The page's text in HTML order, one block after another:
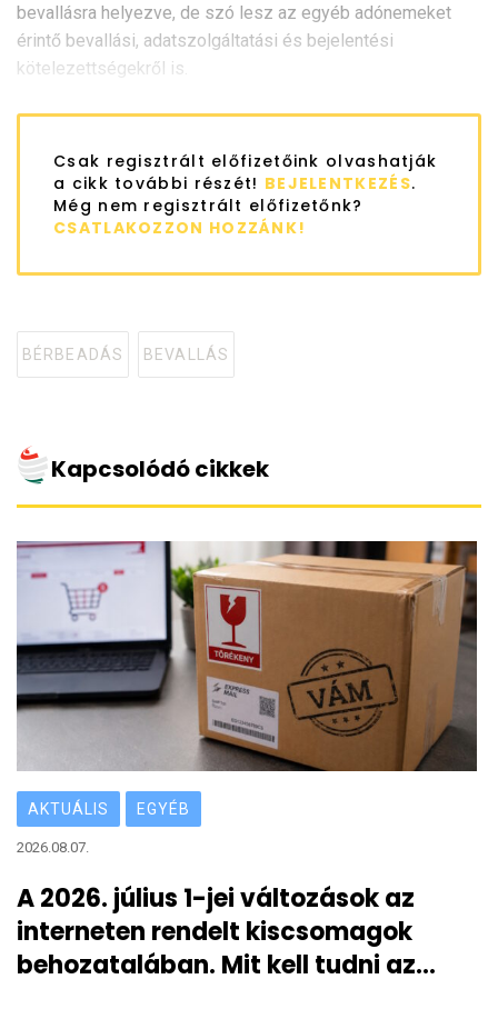
bevallásra helyezve, de szó lesz az egyéb adónemeket
érintő bevallási, adatszolgáltatási és bejelentési
kötelezettségekről is.
Csak regisztrált előfizetőink olvashatják
a cikk további részét! BEJELENTKEZÉS.
Még nem regisztrált előfizetőnk?
CSATLAKOZZON HOZZÁNK!
Tagged
BÉRBEADÁS BEVALLÁS
Kapcsolódó cikkek
AKTUÁLIS EGYÉB
2026.08.07.
A 2026. július 1-jei változások az
interneten rendelt kiscsomagok
behozatalában. Mit kell tudni az